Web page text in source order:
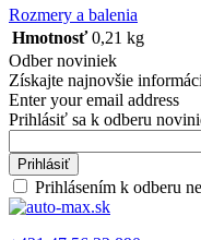
Rozmery a balenia
Hmotnosť 0,21 kg
Odber noviniek
Získajte najnovšie
Enter your email address
Prihlásiť sa k odberu
Prihlásiť
Prihlásením k odberu